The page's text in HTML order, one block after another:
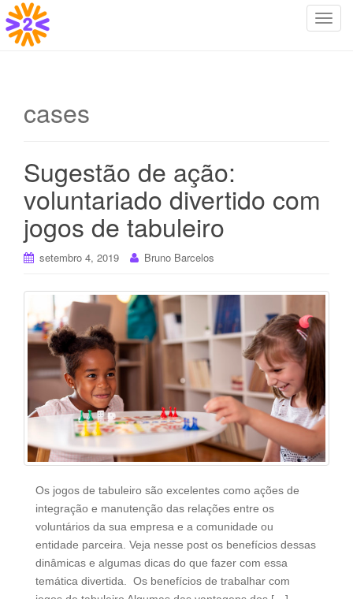
T
n
cases
Sugestão de ação:
voluntariado divertido com
jogos de tabuleiro
setembro 4, 2019 Bruno Barcelos
Os jogos de tabuleiro são excelentes como ações de
integração e manutenção das relações entre os
voluntários da sua empresa e a comunidade ou
entidade parceira. Veja nesse post os benefícios dessas
dinâmicas e algumas dicas do que fazer com essa
temática divertida. Os benefícios de trabalhar com